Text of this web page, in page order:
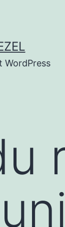
WordPress